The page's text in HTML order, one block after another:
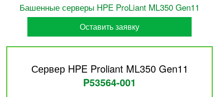
Башенные серверы HPE ProLiant ML350 Gen11
Оставить заявку
Сервер HPE Proliant ML350 Gen11
P53564-001